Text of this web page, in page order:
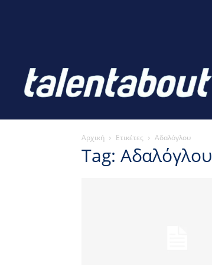
Αρχική Ετικέτες Αδαλόγλου
Tag: Αδαλόγλου